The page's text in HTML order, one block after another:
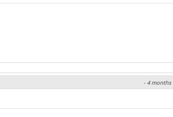
- 4 months